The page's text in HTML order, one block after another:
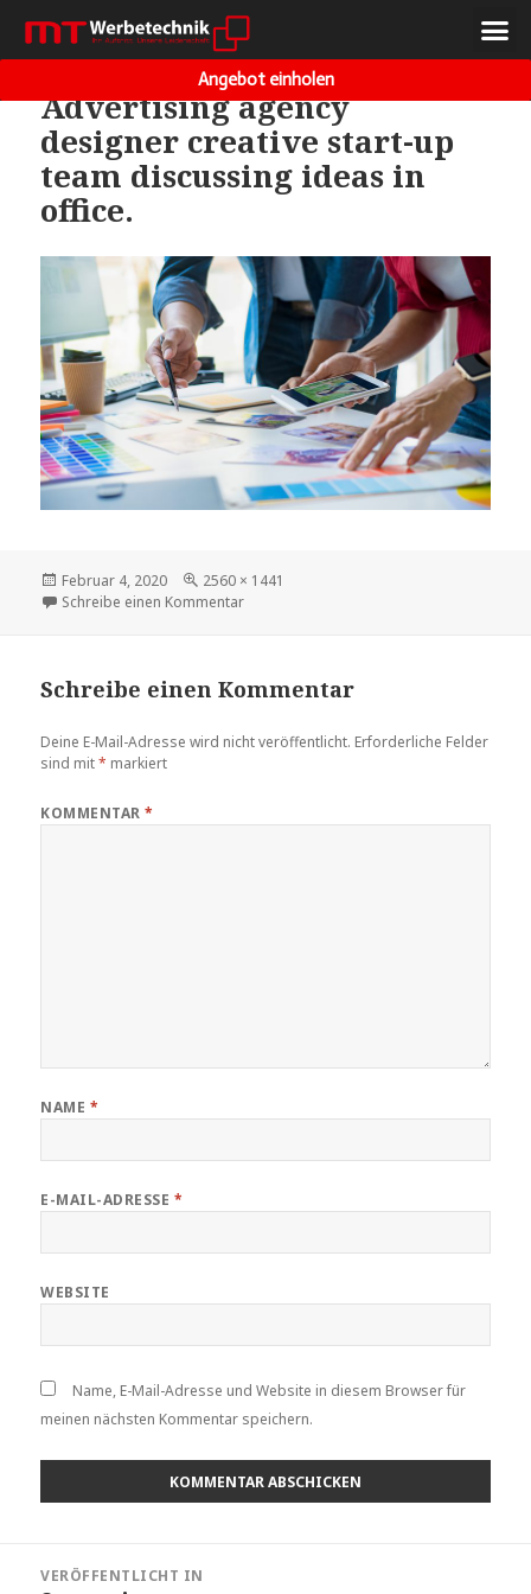
Angebot einholen
NÄCHSTES BILD
Advertising agency
designer creative start-up
team discussing ideas in
office.
Februar 4, 2020
2560 × 1441
Schreibe einen Kommentar
Schreibe einen Kommentar
Deine E-Mail-Adresse wird nicht veröffentlicht. Erforderliche Felder
sind mit* markiert
KOMMENTAR*
NAME *
E-MAIL-ADRESSE *
WEBSITE
Name, E-Mail-Adresse und Website in diesem Browser für
meinen nächsten Kommentar speichern.
VERÖFFENTLICHT IN